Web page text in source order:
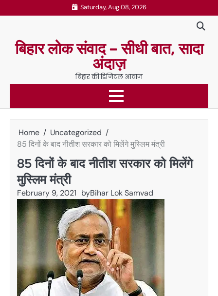
to
Saturday, Aug 08, 2026
बिहार लोक संवाद – सीधी बात, सादा
अंदाज़
बिहार की डिजिटल आवाज़
Home
Uncategorized
85 दिनों के बाद नीतीश सरकार को मिलेंगे मुस्लिम मंत्री
85 दिनों के बाद नीतीश सरकार को मिलेंगे
मुस्लिम मंत्री
February 9, 2021 byBihar Lok Samvad